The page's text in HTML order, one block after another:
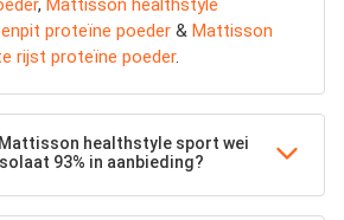
, Mattisson healthstyle
proteïne poeder & Mattisson
rijst proteïne poeder.
healthstyle sport wei
93% in aanbieding?